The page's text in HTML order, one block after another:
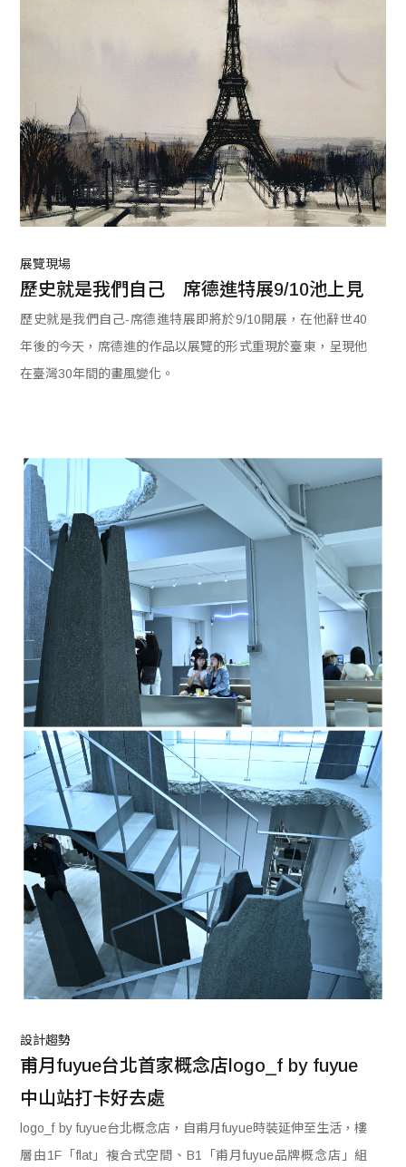
得．克勞斯科夫的絕對風格調性，現場近距離觀賞，彷彿透過
展覽現場
歷史就是我們自己　席德進特展9/10池上見
歷史就是我們自己-席德進特展即將於9/10開展，在他辭世40
年後的今天，席德進的作品以展覽的形式重現於臺東，呈現他
在臺灣30年間的畫風變化。
設計趨勢
甫月fuyue台北首家概念店logo_f by fuyue
中山站打卡好去處
logo_f by fuyue台北概念店，自甫月fuyue時裝延伸至生活，樓
層由1F「flat」複合式空間、B1「甫月fuyue品牌概念店」組